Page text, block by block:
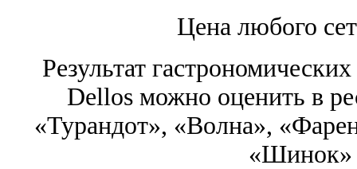
Цена любого
Результат
Dellos можно оценить в
«Турандот», «Волна»,
«Шинок»